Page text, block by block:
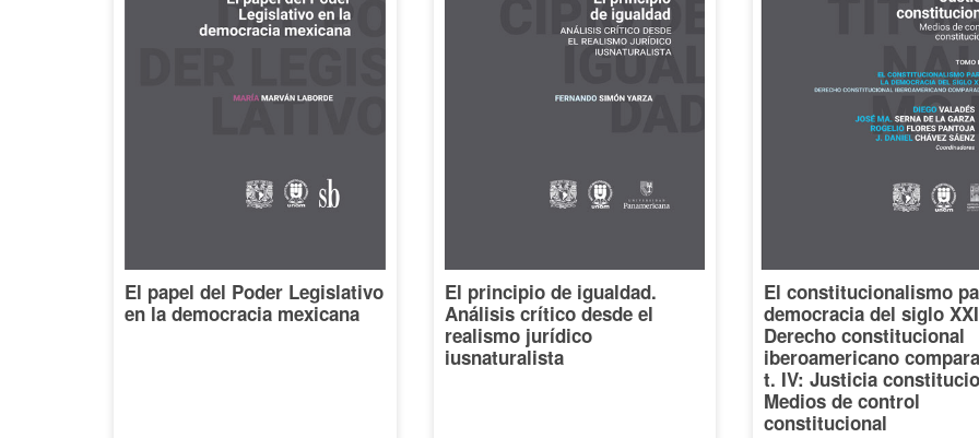
El papel del Poder Legislativo
en la democracia mexicana
El principio de igualdad.
Análisis crítico desde el
realismo jurídico
iusnaturalista
El constitucionalismo
democracia del siglo
Derecho constitucional
iberoamericano
t. IV: Justicia
Medios de control
constitucional